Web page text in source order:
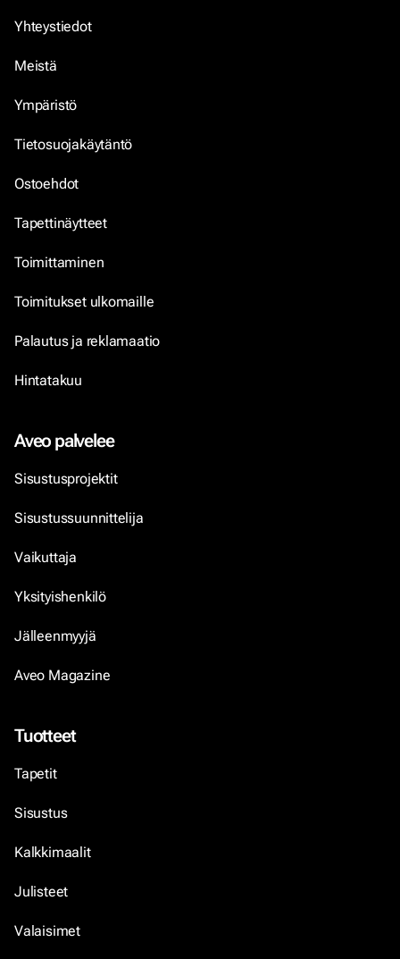
Yhteystiedot
Meistä
Ympäristö
Tietosuojakäytäntö
Ostoehdot
Tapettinäytteet
Toimittaminen
Toimitukset ulkomaille
Palautus ja reklamaatio
Hintatakuu
Aveo palvelee
Sisustusprojektit
Sisustussuunnittelija
Vaikuttaja
Yksityishenkilö
Jälleenmyyjä
Aveo Magazine
Tuotteet
Tapetit
Sisustus
Kalkkimaalit
Julisteet
Valaisimet